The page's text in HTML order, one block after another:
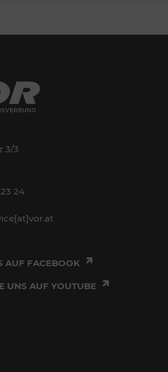
3/3
24
AUF FACEBOOK
UNS AUF YOUTUBE